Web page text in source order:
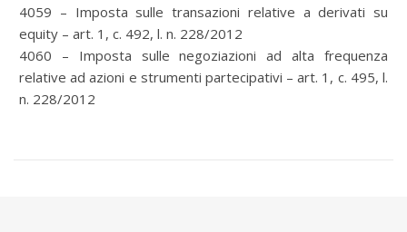
4059 – Imposta sulle transazioni relative a derivati su
equity – art. 1, c. 492, l. n. 228/2012
4060 – Imposta sulle negoziazioni ad alta frequenza
relative ad azioni e strumenti partecipativi – art. 1, c. 495, l.
n. 228/2012